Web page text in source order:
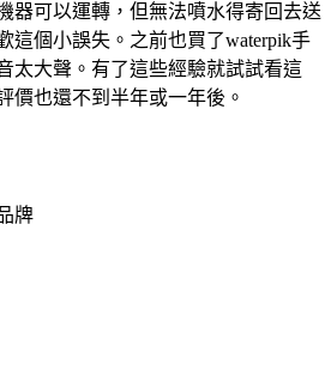
器可以運轉，但無法噴水得寄回去送
這個小誤失。之前也買了waterpik手
太大聲。有了這些經驗就試試看這
價也還不到半年或一年後。
牌